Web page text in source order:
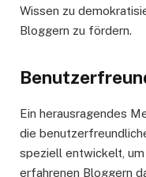
Wissen zu
Bloggern zu fördern.
Ein herausragendes
die
speziell entwickelt,
erfahrenen Bloggern